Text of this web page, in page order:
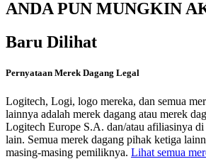
ANDA PUN MUNGKIN
Baru Dilihat
Pernyataan Merek Dagang Legal
Logitech, Logi, logo mereka, dan semua
lainnya adalah merek dagang atau merek
Logitech Europe S.A. dan/atau afiliasinya di
lain. Semua merek dagang pihak ketiga
masing-masing pemiliknya. Lihat semua